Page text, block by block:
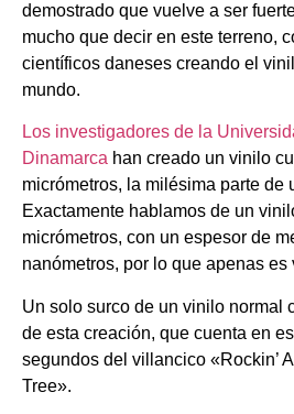
demostrado que vuelve a ser
mucho que decir en este terreno,
científicos daneses creando el
mundo.
Los investigadores de la
Dinamarca han creado un vinilo
micrómetros, la milésima parte de
Exactamente hablamos de un
micrómetros, con un espesor de
nanómetros, por lo que apenas
Un solo surco de un vinilo normal
de esta creación, que cuenta en
segundos del villancico «Rockin’
Tree».